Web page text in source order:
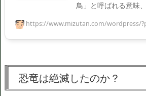
鳥」と呼ばれる意味
https://www.mizutan.com/wordpress/
恐竜は絶滅したのか？